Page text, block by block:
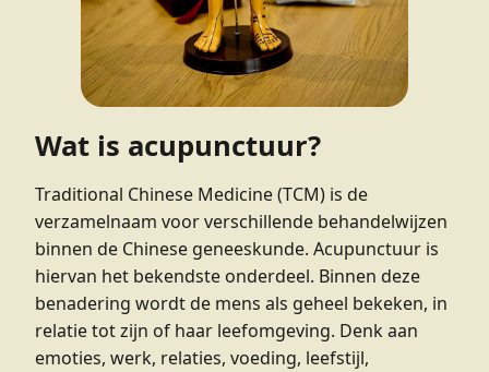
Wat is acupunctuur?
Traditional Chinese Medicine (TCM) is de
verzamelnaam voor verschillende behandelwijzen
binnen de Chinese geneeskunde. Acupunctuur is
hiervan het bekendste onderdeel. Binnen deze
benadering wordt de mens als geheel bekeken, in
relatie tot zijn of haar leefomgeving. Denk aan
emoties, werk, relaties, voeding, leefstijl,